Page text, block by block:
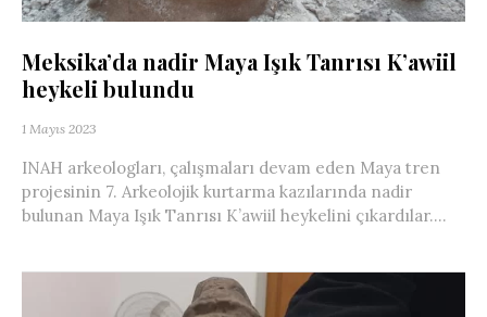
Meksika’da nadir Maya Işık Tanrısı K’awiil
heykeli bulundu
1 Mayıs 2023
INAH arkeologları, çalışmaları devam eden Maya tren
projesinin 7. Arkeolojik kurtarma kazılarında nadir
bulunan Maya Işık Tanrısı K’awiil heykelini çıkardılar....